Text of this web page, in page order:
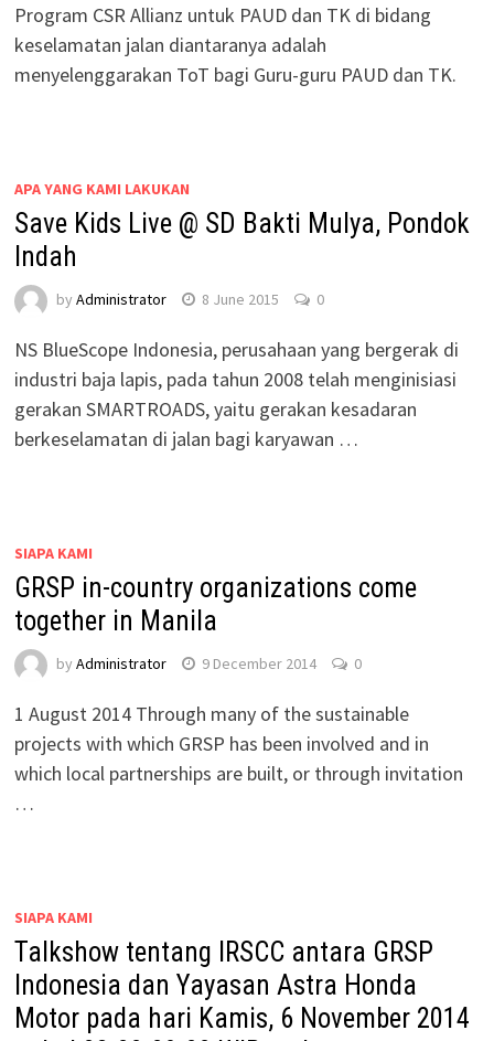
Program CSR Allianz untuk PAUD dan TK di bidang
keselamatan jalan diantaranya adalah
menyelenggarakan ToT bagi Guru-guru PAUD dan TK.
APA YANG KAMI LAKUKAN
Save Kids Live @ SD Bakti Mulya, Pondok
Indah
by Administrator 8 June 2015 0
NS BlueScope Indonesia, perusahaan yang bergerak di
industri baja lapis, pada tahun 2008 telah menginisiasi
gerakan SMARTROADS, yaitu gerakan kesadaran
berkeselamatan di jalan bagi karyawan …
SIAPA KAMI
GRSP in-country organizations come
together in Manila
by Administrator 9 December 2014 0
1 August 2014 Through many of the sustainable
projects with which GRSP has been involved and in
which local partnerships are built, or through invitation
…
SIAPA KAMI
Talkshow tentang IRSCC antara GRSP
Indonesia dan Yayasan Astra Honda
Motor pada hari Kamis, 6 November 2014